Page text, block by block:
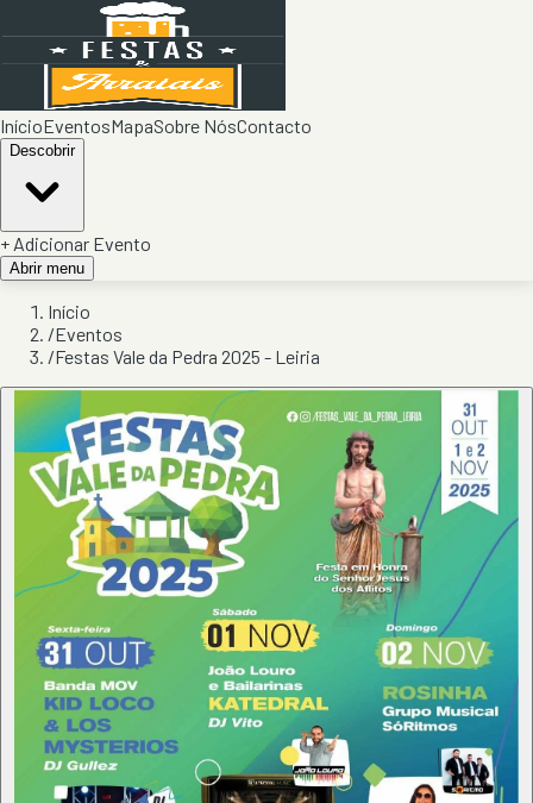
InícioEventosMapaSobre NósContacto
Descobrir
+ Adicionar Evento
Abrir menu
Início
/Eventos
/Festas Vale da Pedra 2025 - Leiria